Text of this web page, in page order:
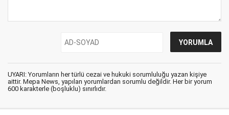
UYARI: Yorumların her türlü cezai ve hukuki sorumluluğu yazan kişiye
aittir. Mepa News, yapılan yorumlardan sorumlu değildir. Her bir yorum
600 karakterle (boşluklu) sınırlıdır.